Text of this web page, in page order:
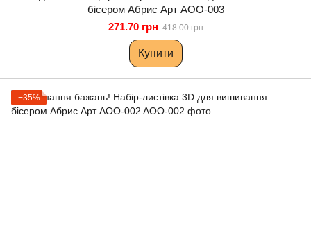
бісером Абрис Арт AOO-003
271.70 грн 418.00 грн
Купити
−35%